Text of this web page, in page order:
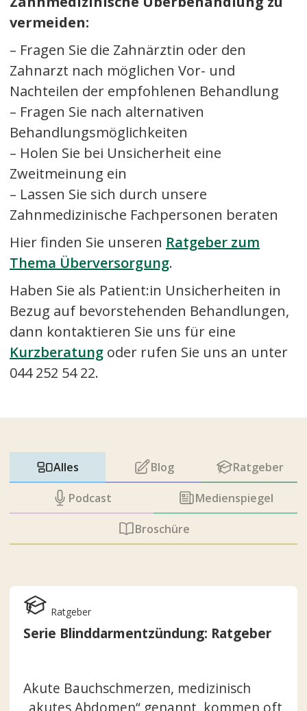
vermeiden:
– Fragen Sie die Zahnärztin oder den
Zahnarzt nach möglichen Vor- und
Nachteilen der empfohlenen Behandlung
– Fragen Sie nach alternativen
Behandlungsmöglichkeiten
– Holen Sie bei Unsicherheit eine
Zweitmeinung ein
– Lassen Sie sich durch unsere
Zahnmedizinische Fachpersonen beraten
Hier finden Sie unseren Ratgeber zum
Thema Überversorgung.
Haben Sie als Patient:in Unsicherheiten in
Bezug auf bevorstehenden Behandlungen,
dann kontaktieren Sie uns für eine
Kurzberatung oder rufen Sie uns an unter
044 252 54 22.
Alles Blog Ratgeber
Podcast Medienspiegel
Broschüre
Ratgeber
Serie Blinddarmentzündung: Ratgeber
Akute Bauchschmerzen, medizinisch
„akutes Abdomen“ genannt, kommen oft